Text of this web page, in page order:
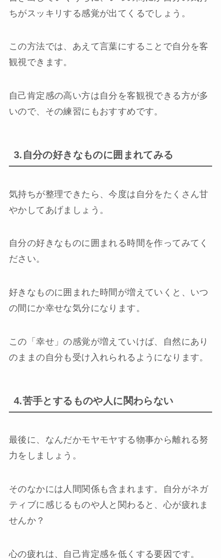
ちがスッキリする感覚が出てくるでしょう。
この方法では、あえて言葉にすることで自分を客
観視できます。
自己肯定感の高い方は自分を客観視できる方が多
いので、その練習にもおすすめです。
3.自分の好きなものに囲まれてみる
気持ちが整理できたら、今度は自分をたくさん甘
やかしてあげましょう。
自分の好きなものに囲まれる時間を作ってみてく
ださい。
好きなものに囲まれた時間が増えていくと、いつ
の間にか幸せな気分になります。
この「幸せ」の感覚が増えていけば、自然にあり
のままの自分も受け入れられるようになります。
4.苦手とするものや人に関わらない
最後に、なんだかモヤモヤする物事から離れる努
力をしましょう。
そのなかには人間関係も含まれます。自分がネガ
ティブに感じるものや人と関わると、心が疲れま
せんか？
心の疲れは、自己肯定感を低くする要因です。